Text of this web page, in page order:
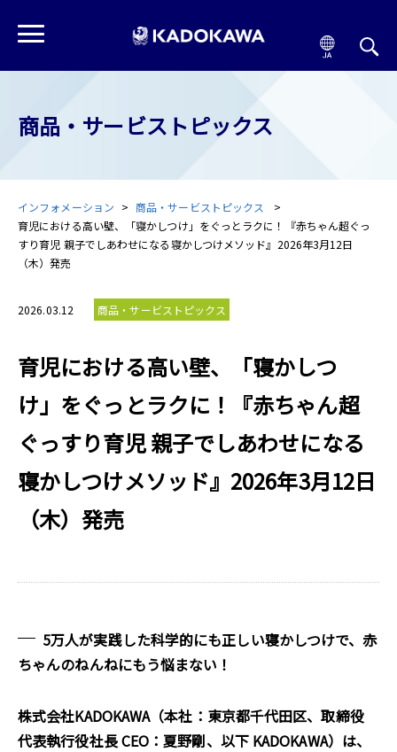
商品・サービストピックス
インフォメーション
商品・サービストピックス
育児における高い壁、「寝かしつけ」をぐっとラクに！『赤ちゃん超ぐっ
すり育児 親子でしあわせになる寝かしつけメソッド』2026年3月12日
（木）発売
2026.03.12 商品・サービストピックス
育児における高い壁、「寝かしつ
け」をぐっとラクに！『赤ちゃん超
ぐっすり育児 親子でしあわせになる
寝かしつけメソッド』2026年3月12日
（木）発売
5万人が実践した科学的にも正しい寝かしつけで、赤
ちゃんのねんねにもう悩まない！
株式会社KADOKAWA（本社：東京都千代田区、取締役
代表執行役社長 CEO：夏野剛、以下 KADOKAWA）は、